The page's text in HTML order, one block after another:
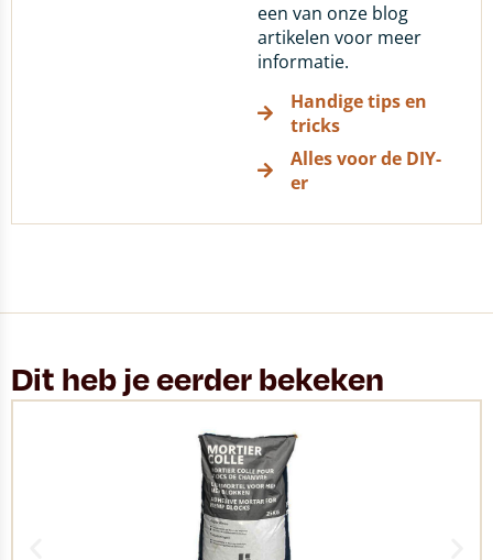
een van onze blog
artikelen voor meer
informatie.
Handige tips en
tricks
Alles voor de DIY-
er
Dit heb je eerder bekeken